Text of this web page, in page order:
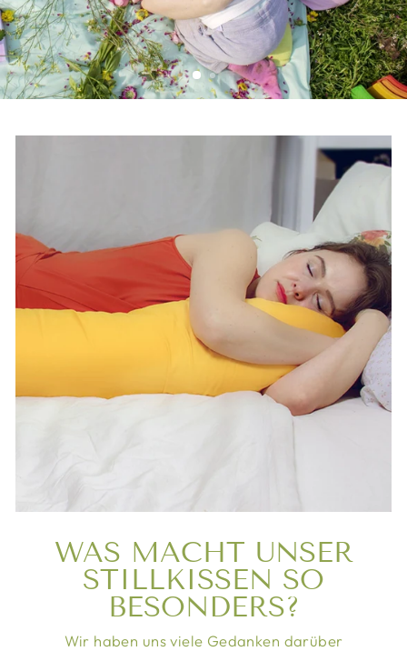
WAS MACHT UNSER
STILLKISSEN SO
BESONDERS?
Wir haben uns viele Gedanken darüber